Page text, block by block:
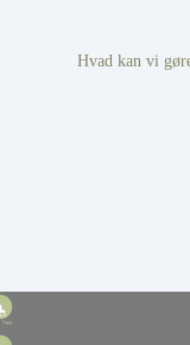
Hvad kan vi